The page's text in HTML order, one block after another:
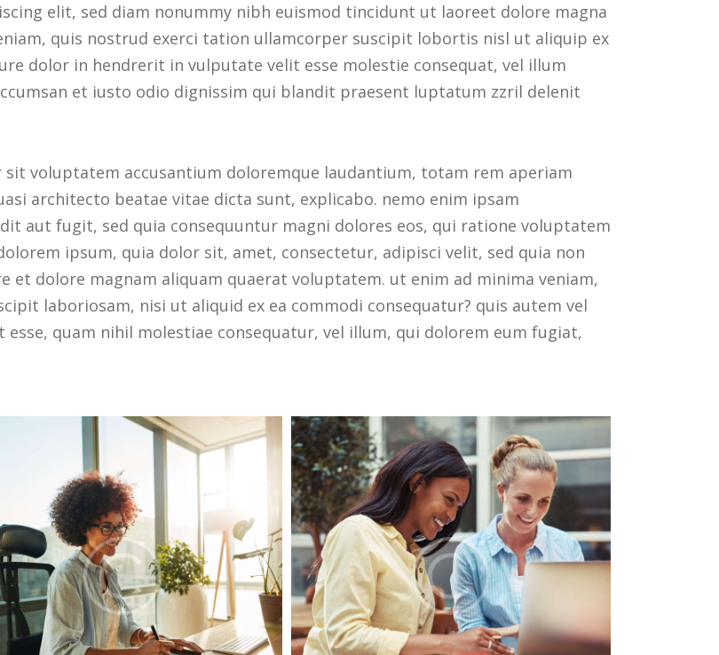
elit, sed diam nonummy nibh euismod tincidunt ut laoreet dolore magna
quis nostrud exerci tation ullamcorper suscipit lobortis nisl ut aliquip ex
dolor in hendrerit in vulputate velit esse molestie consequat, vel illum
et iusto odio dignissim qui blandit praesent luptatum zzril delenit
voluptatem accusantium doloremque laudantium, totam rem aperiam
architecto beatae vitae dicta sunt, explicabo. nemo enim ipsam
aut fugit, sed quia consequuntur magni dolores eos, qui ratione voluptatem
ipsum, quia dolor sit, amet, consectetur, adipisci velit, sed quia non
et dolore magnam aliquam quaerat voluptatem. ut enim ad minima veniam,
laboriosam, nisi ut aliquid ex ea commodi consequatur? quis autem vel
quam nihil molestiae consequatur, vel illum, qui dolorem eum fugiat,